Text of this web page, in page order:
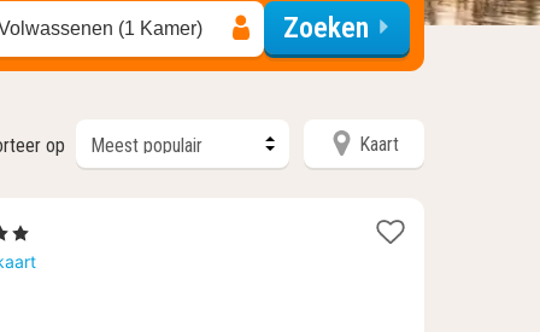
(1 Kamer) Zoeken
op Kaart